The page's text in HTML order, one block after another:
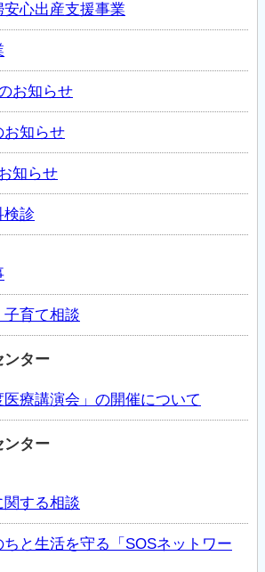
心出産支援事業
お知らせ
お知らせ
知らせ
検診
育て相談
ンター
医療講演会」の開催について
ンター
する相­談
と生­活­を守る­「S­OS­ネット­ワ­ー